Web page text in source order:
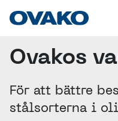
KULLAGER
KEDJOR OCH
FÄSTANORDNINGAR
STÅLUTBUD
OVAKOS
BQ-STEEL®
PRODUKTFORMER
Ovakos
För att bättre
stålsorterna i